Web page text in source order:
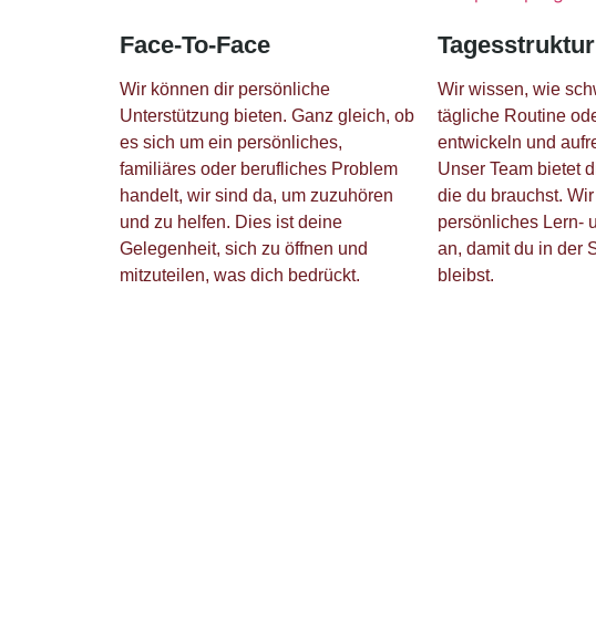
Face-To-Face
Wir können dir persönliche
Unterstützung bieten. Ganz gleich, ob
es sich um ein persönliches,
familiäres oder berufliches Problem
handelt, wir sind da, um zuzuhören
und zu helfen. Dies ist deine
Gelegenheit, sich zu öffnen und
mitzuteilen, was dich bedrückt.
Tagesstruktur
Wir wissen, wie
tägliche Routine
entwickeln und
Unser Team bietet
die du brauchst.
persönliches Lern-
an, damit du in der
bleibst.